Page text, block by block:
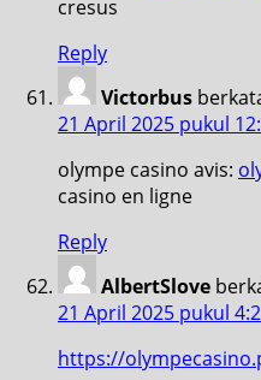
cresus
Reply
Victorbus
21 April 2025 pukul
olympe casino avis:
casino en ligne
Reply
AlbertSlove
21 April 2025 pukul
https://